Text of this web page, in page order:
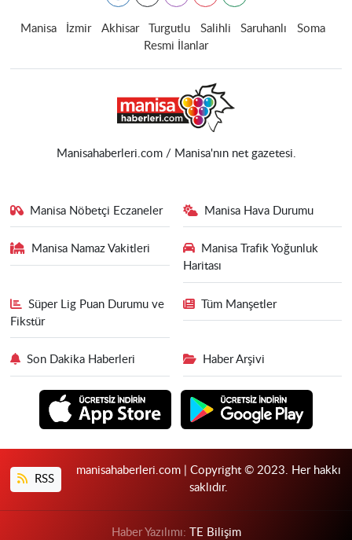
Manisa İzmir Akhisar Turgutlu Salihli Saruhanlı
Soma
Resmi İlanlar
Manisahaberleri.com / Manisa'nın net gazetesi.
Manisa Nöbetçi Eczaneler Manisa Hava Durumu
Manisa Namaz Vakitleri
Manisa Trafik Yoğunluk
Haritası
Süper Lig Puan Durumu ve
Fikstür
Tüm Manşetler
Son Dakika Haberleri Haber Arşivi
RSS
manisahaberleri.com | Copyright © 2023. Her hakkı
saklıdır.
Haber Yazılımı: TE Bilişim